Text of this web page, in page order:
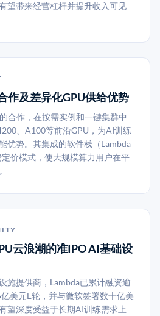
望带来经营杠杆并提升收入可见
作及差异化GPU供给优势
合作，在按需实例和一键集群中
、A100等前沿GPU，为AI训练
优势。其集成的软件栈（Lambda
价模式，使大规模算力用户在平
云浪潮的准IPO AI基础设
施提供商，Lambda已累计融资逾
美元E轮，并与微软签署数十亿美
望深度受益于长期AI训练需求上